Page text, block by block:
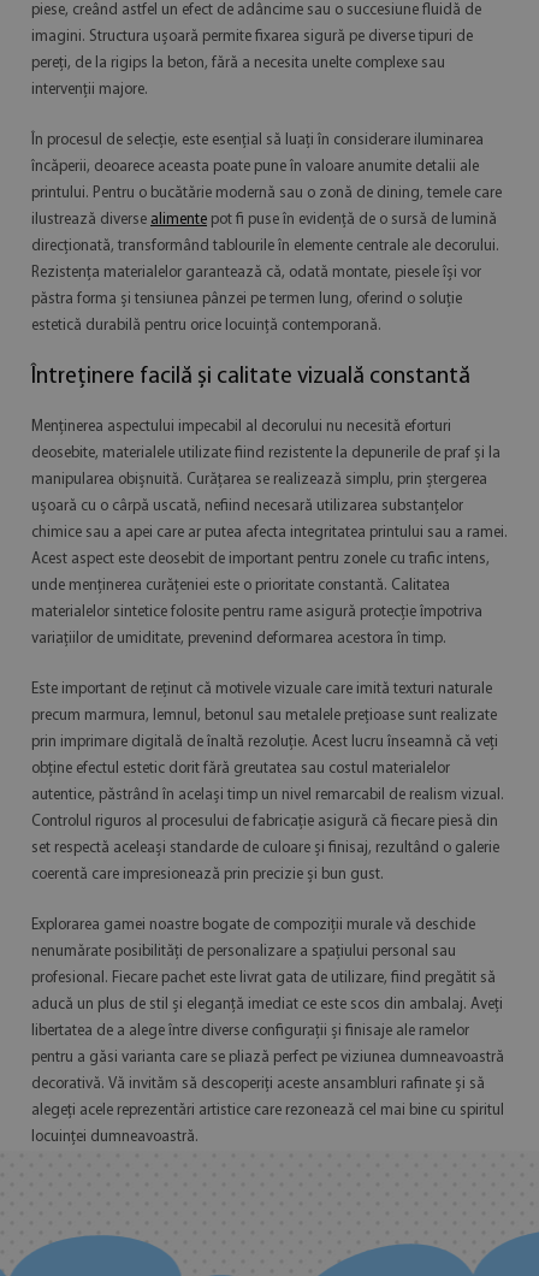
piese, creând astfel un efect de adâncime sau o succesiune fluidă de
imagini. Structura ușoară permite fixarea sigură pe diverse tipuri de
pereți, de la rigips la beton, fără a necesita unelte complexe sau
intervenții majore.
În procesul de selecție, este esențial să luați în considerare iluminarea
încăperii, deoarece aceasta poate pune în valoare anumite detalii ale
printului. Pentru o bucătărie modernă sau o zonă de dining, temele care
ilustrează diverse alimente pot fi puse în evidență de o sursă de lumină
direcționată, transformând tablourile în elemente centrale ale decorului.
Rezistența materialelor garantează că, odată montate, piesele își vor
păstra forma și tensiunea pânzei pe termen lung, oferind o soluție
estetică durabilă pentru orice locuință contemporană.
Întreținere facilă și calitate vizuală constantă
Menținerea aspectului impecabil al decorului nu necesită eforturi
deosebite, materialele utilizate fiind rezistente la depunerile de praf și la
manipularea obișnuită. Curățarea se realizează simplu, prin ștergerea
ușoară cu o cârpă uscată, nefiind necesară utilizarea substanțelor
chimice sau a apei care ar putea afecta integritatea printului sau a ramei.
Acest aspect este deosebit de important pentru zonele cu trafic intens,
unde menținerea curățeniei este o prioritate constantă. Calitatea
materialelor sintetice folosite pentru rame asigură protecție împotriva
variațiilor de umiditate, prevenind deformarea acestora în timp.
Este important de reținut că motivele vizuale care imită texturi naturale
precum marmura, lemnul, betonul sau metalele prețioase sunt realizate
prin imprimare digitală de înaltă rezoluție. Acest lucru înseamnă că veți
obține efectul estetic dorit fără greutatea sau costul materialelor
autentice, păstrând în același timp un nivel remarcabil de realism vizual.
Controlul riguros al procesului de fabricație asigură că fiecare piesă din
set respectă aceleași standarde de culoare și finisaj, rezultând o galerie
coerentă care impresionează prin precizie și bun gust.
Explorarea gamei noastre bogate de compoziții murale vă deschide
nenumărate posibilități de personalizare a spațiului personal sau
profesional. Fiecare pachet este livrat gata de utilizare, fiind pregătit să
aducă un plus de stil și eleganță imediat ce este scos din ambalaj. Aveți
libertatea de a alege între diverse configurații și finisaje ale ramelor
pentru a găsi varianta care se pliază perfect pe viziunea dumneavoastră
decorativă. Vă invităm să descoperiți aceste ansambluri rafinate și să
alegeți acele reprezentări artistice care rezonează cel mai bine cu spiritul
locuinței dumneavoastră.